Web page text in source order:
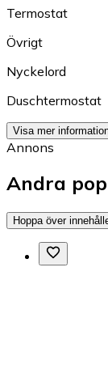
Termostat
Övrigt
Nyckelord
Duschtermostat
Visa mer
Annons
Andra
Hoppa över